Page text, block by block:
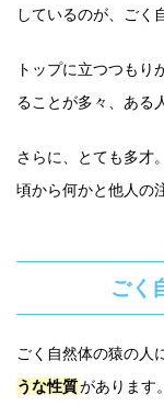
しているのが、ごく
トップに立つつもり
ることが多々、ある
さらに、とても多才
頃から何かと他人の
ごく
ごく自然体の猿の人
うな性質があります。